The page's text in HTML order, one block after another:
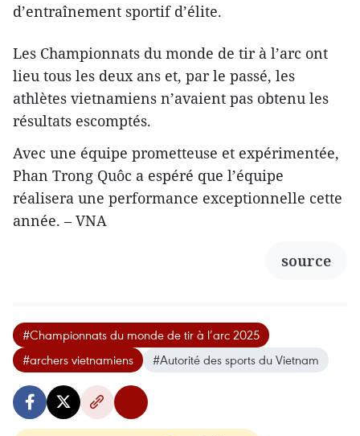
d’entraînement sportif d’élite.
Les Championnats du monde de tir à l’arc ont
lieu tous les deux ans et, par le passé, les
athlètes vietnamiens n’avaient pas obtenu les
résultats escomptés.
Avec une équipe prometteuse et expérimentée,
Phan Trong Quôc a espéré que l’équipe
réalisera une performance exceptionnelle cette
année. – VNA
source
#Championnats du monde de tir à l’arc 2025
#archers vietnamiens
#Autorité des sports du Vietnam